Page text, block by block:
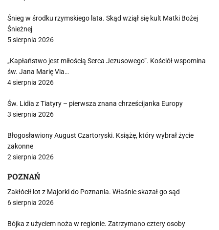
Śnieg w środku rzymskiego lata. Skąd wziął się kult Matki Bożej
Śnieżnej
5 sierpnia 2026
„Kapłaństwo jest miłością Serca Jezusowego”. Kościół wspomina
św. Jana Marię Via…
4 sierpnia 2026
Św. Lidia z Tiatyry – pierwsza znana chrześcijanka Europy
3 sierpnia 2026
Błogosławiony August Czartoryski. Książę, który wybrał życie
zakonne
2 sierpnia 2026
POZNAŃ
Zakłócił lot z Majorki do Poznania. Właśnie skazał go sąd
6 sierpnia 2026
Bójka z użyciem noża w regionie. Zatrzymano cztery osoby